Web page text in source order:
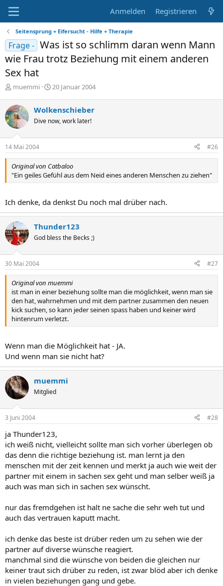
Anmelden Registrieren
Seitensprung + Eifersucht - Hilfe + Therapie
Frage - Was ist so schlimm daran wenn Mann
wie Frau trotz Beziehung mit einem anderen
Sex hat
E
s
t
e
l
l
e
r
muemmi
E
t
e
l
a
m
20 Januar 2004
Wolkenschieber
Dive now, work later!
14 Mai 2004 #26
Original von Catbaloo
"Ein geiles Gefühl aus dem Neid eines anderen Menschen zu ziehen"
Ich denke, da denkst Du noch mal drüber nach.
Thunder123
God bless the Becks ;)
30 Mai 2004 #27
Original von muemmi
ist man in einer beziehung sollte man die möglichkeit, wenn man sie
den hat, wahrnehmen und mit dem partner zusammen den neuen
kick suchen, so kann jeder seinen spass haben und keiner wird
hintenrum verletzt.
Wenn man die Möglichkeit hat - JA.
Und wenn man sie nicht hat?
muemmi
Mitglied
3 Juni 2004 #28
ja Thunder123,
ich weiß nicht, vielleicht sollte man sich vorher überlegen ob
das denn die richtige beziehung ist. man lernt ja den
menschen mit der zeit kennen und merkt ja auch wie weit der
partner mit einem in sachen sex geht und man selber weiß ja
auch was man sich in sachen sex wünscht.
nur das fremdgehen ist halt ne sache die sehr weh tut und
auch das vertrauen kaputt macht.
ich denke das beste ist drüber reden um zu sehen wie der
partner auf diverse wünsche reagiert.
manchmal sind die wünsche von beiden die gleichen nur
keiner traut sich drüber zu reden, ist zwar blöd aber ich denke
in vielen beziehungen gang und gebe.